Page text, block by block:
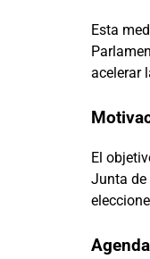
Esta
acelerar
El
Junta de